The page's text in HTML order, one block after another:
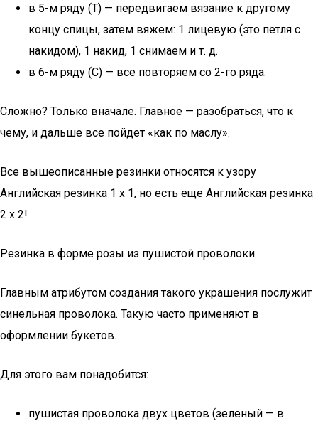
в 5-м ряду (Т) — передвигаем вязание к другому
концу спицы, затем вяжем: 1 лицевую (это петля с
накидом), 1 накид, 1 снимаем и т. д.
в 6-м ряду (С) — все повторяем со 2-го ряда.
Сложно? Только вначале. Главное — разобраться, что к
чему, и дальше все пойдет «как по маслу».
Все вышеописанные резинки относятся к узору
Английская резинка 1 x 1, но есть еще Английская резинка
2 x 2!
Резинка в форме розы из пушистой проволоки
Главным атрибутом создания такого украшения послужит
синельная проволока. Такую часто применяют в
оформлении букетов.
Для этого вам понадобится:
пушистая проволока двух цветов (зеленый — в